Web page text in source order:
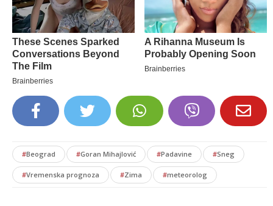
#Beograd #Goran Mihajlović #Padavine #Sneg
#Vremenska prognoza #Zima #meteorolog